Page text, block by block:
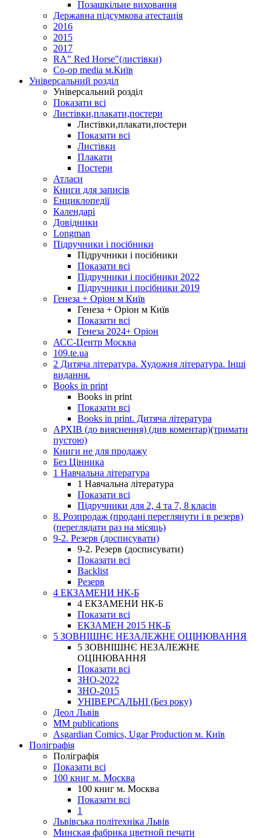
Позашкільне виховання
Державна підсумкова атестація
2016
2015
2017
RA" Red Horse"(листівки)
Co-op media м.Київ
Універсальний розділ
Універсальний розділ
Показати всі
Листівки,плакати,постери
Листівки,плакати,постери
Показати всі
Листівки
Плакати
Постери
Атласи
Книги для записів
Енциклопедії
Календарі
Довідники
Longman
Підручники і посібники
Підручники і посібники
Показати всі
Підручники і посібники 2022
Підручники і посібники 2019
Генеза + Оріон м Київ
Генеза + Оріон м Київ
Показати всі
Генеза 2024+ Оріон
АСС-Центр Москва
109.te.ua
2 Дитяча література. Художня література. Інші
видання.
Books in print
Books in print
Показати всі
Books in print. Дитяча література
АРХІВ (до вияснення) (див коментар)(тримати
пустою)
Книги не для продажу
Без Цінника
1 Навчальна література
1 Навчальна література
Показати всі
Підручники для 2, 4 та 7, 8 класів
8. Розпродаж (продані переглянути і в резерв)
(переглядати раз на місяць)
9-2. Резерв (досписувати)
9-2. Резерв (досписувати)
Показати всі
Backlist
Резерв
4 ЕКЗАМЕНИ НК-Б
4 ЕКЗАМЕНИ НК-Б
Показати всі
ЕКЗАМЕН 2015 НК-Б
5 ЗОВНІШНЄ НЕЗАЛЕЖНЕ ОЦІНЮВАННЯ
5 ЗОВНІШНЄ НЕЗАЛЕЖНЕ
ОЦІНЮВАННЯ
Показати всі
ЗНО-2022
ЗНО-2015
УНІВЕРСАЛЬНІ (Без року)
Деол Львів
MM publications
Asgardian Comics, Ugar Production м. Київ
Поліграфія
Поліграфія
Показати всі
100 книг м. Москва
100 книг м. Москва
Показати всі
1
Львівська політехніка Львів
Минская фабрика цветной печати